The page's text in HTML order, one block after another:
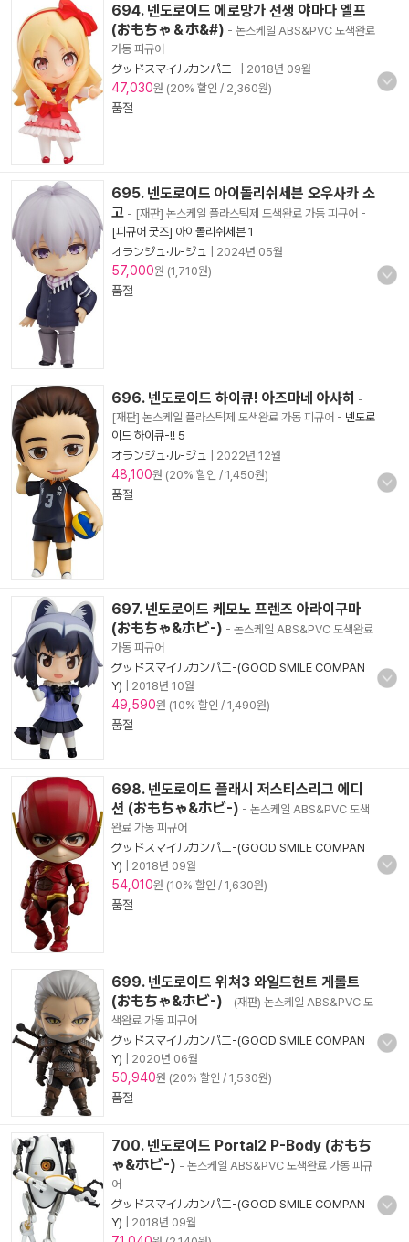
694. 넨도로이드 에로망가 선생 야마다 엘프
(おもちゃ＆ホ&#) - 논스케일 ABS&PVC 도색완료
가동 피규어
グッドスマイルカンパニ-
2018년 09월
47,030원 (20% 할인 / 2,360원)
품절
695. 넨도로이드 아이돌리쉬세븐 오우사카 소
고 - [재판] 논스케일 플라스틱제 도색완료 가동 피규어 -
[피규어 굿즈] 아이돌리쉬세븐 1
オランジュ·ル-ジュ
2024년 05월
57,000원 (1,710원)
품절
696. 넨도로이드 하이큐! 아즈마네 아사히 -
[재판] 논스케일 플라스틱제 도색완료 가동 피규어 - 넨도로
이드 하이큐-!! 5
オランジュ·ル-ジュ
2022년 12월
48,100원 (20% 할인 / 1,450원)
품절
697. 넨도로이드 케모노 프렌즈 아라이구마
(おもちゃ&ホビ-) - 논스케일 ABS&PVC 도색완료
가동 피규어
グッドスマイルカンパニ-(GOOD SMILE COMPAN
Y)
2018년 10월
49,590원 (10% 할인 / 1,490원)
품절
698. 넨도로이드 플래시 저스티스리그 에디
션 (おもちゃ&ホビ-) - 논스케일 ABS&PVC 도색
완료 가동 피규어
グッドスマイルカンパニ-(GOOD SMILE COMPAN
Y)
2018년 09월
54,010원 (10% 할인 / 1,630원)
품절
699. 넨도로이드 위쳐3 와일드헌트 게롤트
(おもちゃ&ホビ-) - (재판) 논스케일 ABS&PVC 도
색완료 가동 피규어
グッドスマイルカンパニ-(GOOD SMILE COMPAN
Y)
2020년 06월
50,940원 (20% 할인 / 1,530원)
품절
700. 넨도로이드 Portal2 P-Body (おもち
ゃ&ホビ-) - 논스케일 ABS&PVC 도색완료 가동 피규
어
グッドスマイルカンパニ-(GOOD SMILE COMPAN
Y)
2018년 09월